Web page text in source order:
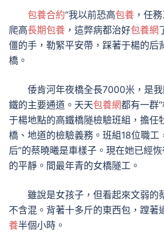
包養合約“我以前恐高包養 ，任
爬高長期包養 ，這弊病都治好包養網
僵的手，勒緊平安帶，踩著于楊的后
橋。
倭肯河年夜橋全長7000米，是我
鐵的主要通道。天天包養網都有一群
于楊地點的高鐵橋隧檢驗班組，擔任
橋、地道的檢驗義務。班組18位職工
后”的蔡曉曦是車樣子。現在她已經
的平靜。間最年青的女橋隧工。
雖說是女孩子，但看起來文弱的
不含混。背著十多斤的東西包，蹚著
養半個小時。